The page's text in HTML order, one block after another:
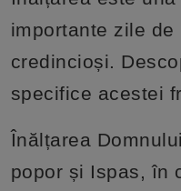
importante zile de
credincioși.
specifice acestei
Înălțarea
popor și Ispas, în